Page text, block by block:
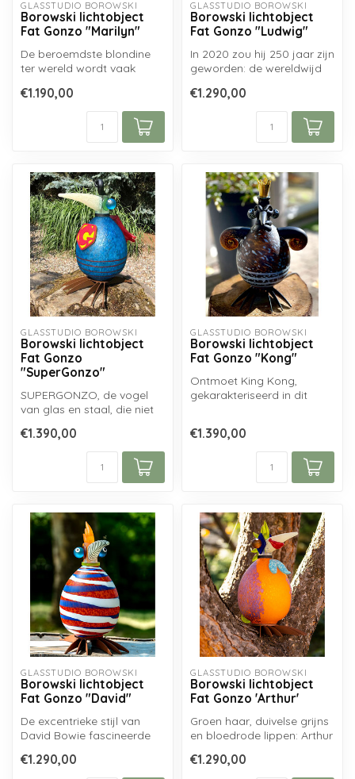
GLASSTUDIO BOROWSKI
Borowski lichtobject
Fat Gonzo "Marilyn"
De beroemdste blondine
ter wereld wordt vaak
sekssymbool en stijli...
€1.190,00
GLASSTUDIO BOROWSKI
Borowski lichtobject
Fat Gonzo "Ludwig"
In 2020 zou hij 250 jaar zijn
geworden: de wereldwijd
k...
€1.290,00
GLASSTUDIO BOROWSKI
Borowski lichtobject
Fat Gonzo
"SuperGonzo"
SUPERGONZO, de vogel
van glas en staal, die niet
wolken...
€1.390,00
GLASSTUDIO BOROWSKI
Borowski lichtobject
Fat Gonzo "Kong"
Ontmoet King Kong,
gekarakteriseerd in dit
€1.390,00
GLASSTUDIO BOROWSKI
Borowski lichtobject
Fat Gonzo "David"
De excentrieke stijl van
David Bowie fascineerde
hand...
€1.290,00
GLASSTUDIO BOROWSKI
Borowski lichtobject
Fat Gonzo 'Arthur'
Groen haar, duivelse grijns
en bloedrode lippen: Arthur
€1.290,00